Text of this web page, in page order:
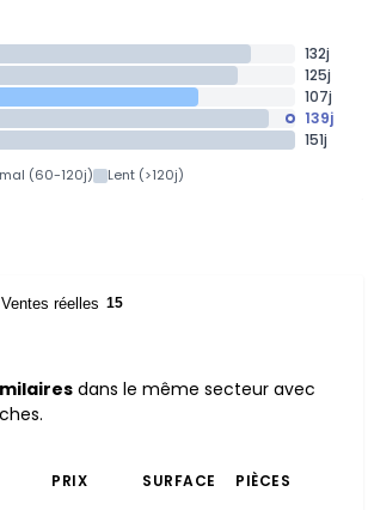
132j
125j
107j
139j
151j
(60-120j) Lent (>120j)
Ventes réelles 15
dans le même secteur avec
PRIX SURFACE
PIÈCES